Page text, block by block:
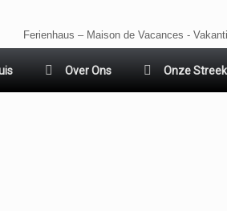
Ferienhaus – Maison de Vacances -
Over Ons Onze Streek